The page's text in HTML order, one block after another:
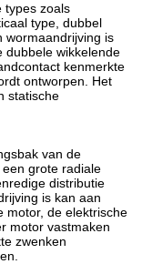
types zoals
type, dubbel
wormaandrijving is
dubbele wikkelende
kenmerkte
ontworpen. Het
statische
van de
grote radiale
distributie
is kan aan
motor, de elektrische
motor vastmaken
zwenken